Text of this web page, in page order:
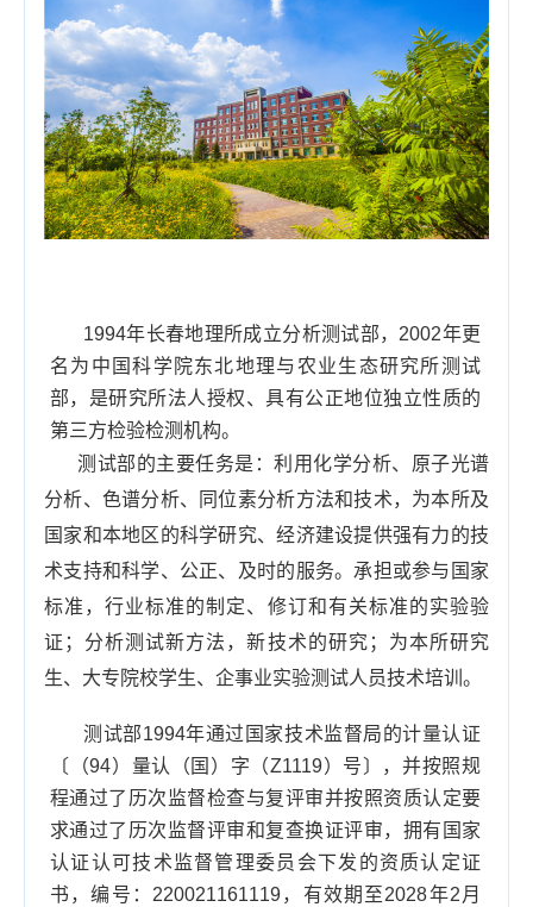
1994年长春地理所成立分析测试部，2002年更
名为中国科学院东北地理与农业生态研究所测试
部，是研究所法人授权、具有公正地位独立性质的
第三方检验检测机构。
测试部的主要任务是：利用化学分析、原子光谱
分析、色谱分析、同位素分析方法和技术，为本所及
国家和本地区的科学研究、经济建设提供强有力的技
术支持和科学、公正、及时的服务。承担或参与国家
标准，行业标准的制定、修订和有关标准的实验验
证；分析测试新方法，新技术的研究；为本所研究
生、大专院校学生、企事业实验测试人员技术培训。
测试部1994年通过国家技术监督局的计量认证
〔（94）量认（国）字（Z1119）号〕，并按照规
程通过了历次监督检查与复评审并按照资质认定要
求通过了历次监督评审和复查换证评审，拥有国家
认证认可技术监督管理委员会下发的资质认定证
书，编号：220021161119，有效期至2028年2月